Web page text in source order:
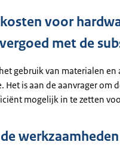
voor
met de
gebruik van materialen
Het is aan de aanvrager om
mogelijk in te zetten